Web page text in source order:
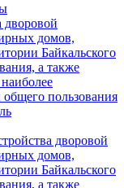
дворовой
домов,
Байкальского
а также
пользования
дворовой
домов,
Байкальского
а также